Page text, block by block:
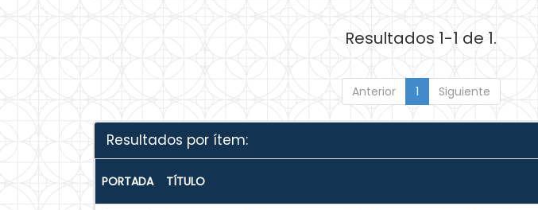
Resultados 1-1 de 1.
Anterior 1 Siguiente
Resultados por ítem:
PORTADA TÍTULO